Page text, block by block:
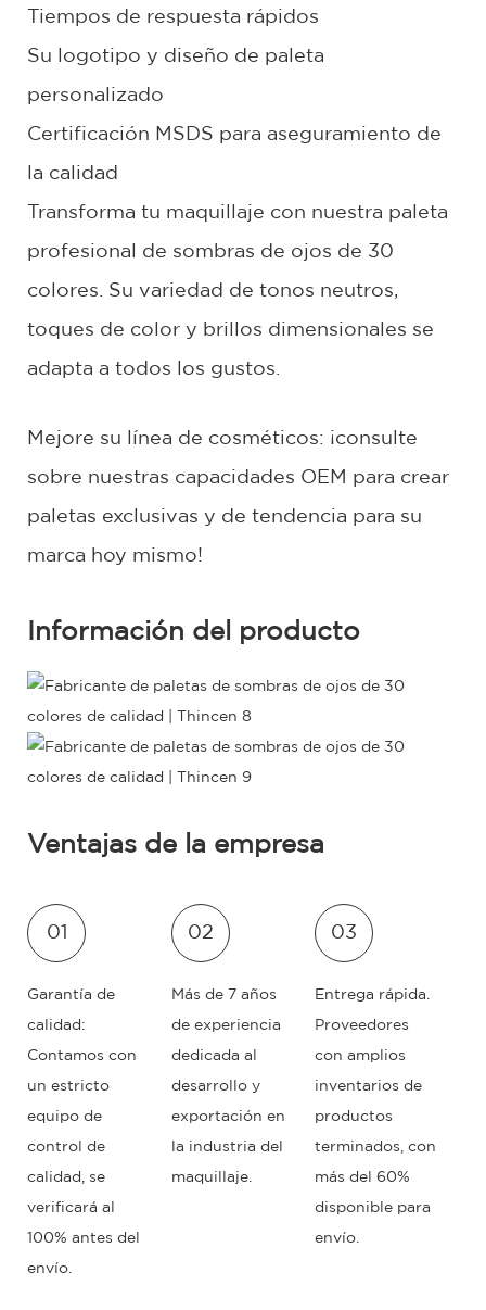
Tiempos de respuesta rápidos
Su logotipo y diseño de paleta
personalizado
Certificación MSDS para aseguramiento de
la calidad
Transforma tu maquillaje con nuestra paleta
profesional de sombras de ojos de 30
colores. Su variedad de tonos neutros,
toques de color y brillos dimensionales se
adapta a todos los gustos.
Mejore su línea de cosméticos: ¡consulte
sobre nuestras capacidades OEM para crear
paletas exclusivas y de tendencia para su
marca hoy mismo!
Información del producto
Ventajas de la empresa
01
Garantía de
calidad:
Contamos con
un estricto
equipo de
control de
calidad, se
verificará al
100% antes del
envío.
02
Más de 7 años
de experiencia
dedicada al
desarrollo y
exportación en
la industria del
maquillaje.
03
Entrega rápida.
Proveedores
con amplios
inventarios de
productos
terminados, con
más del 60%
disponible para
envío.